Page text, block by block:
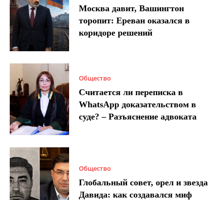
Москва давит, Вашингтон
торопит: Ереван оказался в
коридоре решений
Общество
Считается ли переписка в
WhatsApp доказательством в
суде? – Разъяснение адвоката
Общество
Глобальный совет, орел и звезда
Давида: как создавался миф